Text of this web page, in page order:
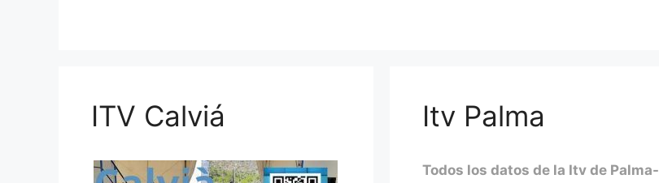
ITV Calviá Itv Palma
Todos los datos de la Itv de Palma-